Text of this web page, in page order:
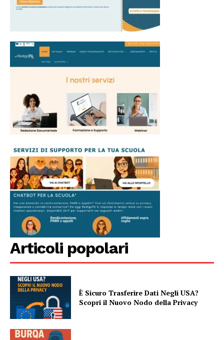
Articoli popolari
È Sicuro Trasferire Dati Negli USA?
Scopri il Nuovo Nodo della Privacy